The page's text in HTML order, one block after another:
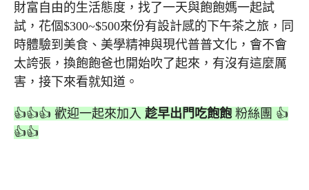
財富自由的生活態度，找了一天與飽飽媽一起試
試，花個$300~$500來份有設計感的下午茶之旅，同
時體驗到美食、美學精神與現代普普文化，會不會
太誇張，換飽飽爸也開始吹了起來，有沒有這麼厲
害，接下來看就知道。
👍👍👍 歡迎一起來加入 趁早出門吃飽飽 粉絲團 👍
👍👍